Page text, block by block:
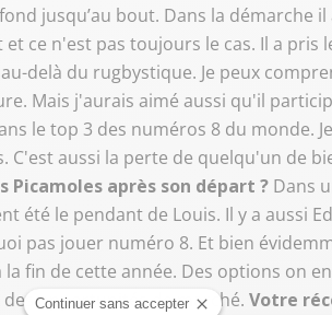
jusqu’au bout. Dans la démarche
ce n'est pas toujours le cas. Il a pris
delà du rugbystique. Je peux
Mais j'aurais aimé aussi qu'il
le top 3 des numéros 8 du monde.
C'est aussi la perte de quelqu'un de
Picamoles après son départ ? Dans
été le pendant de Louis. Il y a aussi
pas jouer numéro 8. Et bien
fin de cette année. Des options on
opportunités de marché. Votre